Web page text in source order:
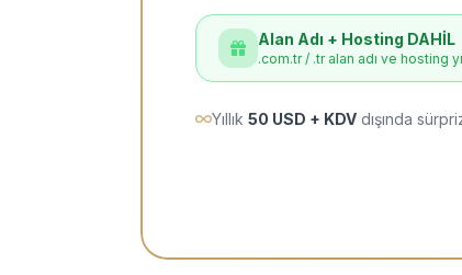
Alan Adı + Hosting DAHİL
.com.tr / .tr alan adı ve hosting
Yıllık 50 USD + KDV dışında